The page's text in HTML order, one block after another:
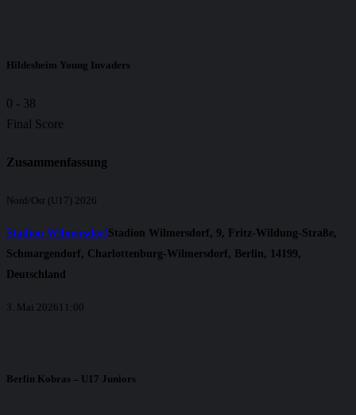
Hildesheim Young Invaders
0 - 38
Final Score
Zusammenfassung
Nord/Ost (U17) 2026
Stadion WilmersdorfStadion Wilmersdorf, 9, Fritz-Wildung-Straße,
Schmargendorf, Charlottenburg-Wilmersdorf, Berlin, 14199,
Deutschland
3. Mai 2026 11:00
Berlin Kobras – U17 Juniors